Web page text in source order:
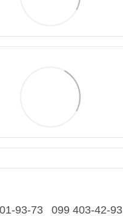
93-73 099 403-42-93